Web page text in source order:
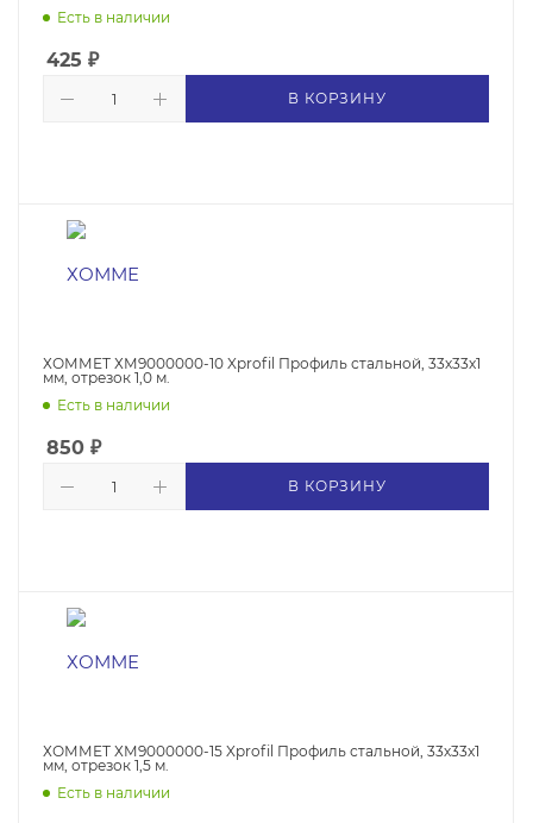
Есть в наличии
425 ₽
В КОРЗИНУ
ХОММЕТ ХМ9000000-10 Xprofil Профиль стальной, 33х33х1
мм, отрезок 1,0 м.
Есть в наличии
850 ₽
В КОРЗИНУ
ХОММЕТ ХМ9000000-15 Xprofil Профиль стальной, 33х33х1
мм, отрезок 1,5 м.
Есть в наличии